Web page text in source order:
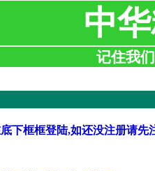
中
记住我
下框框登陆,如还没注册请先